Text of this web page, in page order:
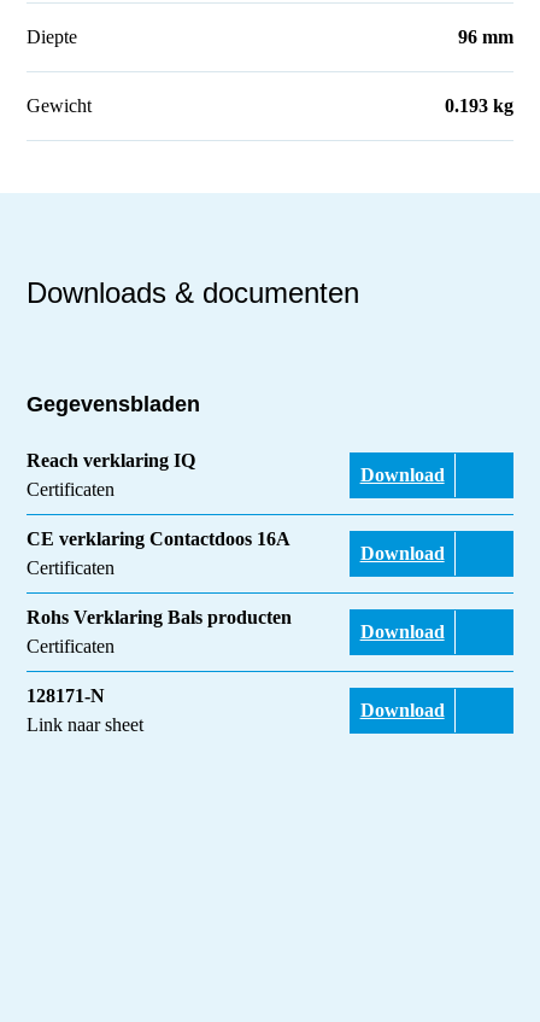
Diepte 96 mm
Gewicht 0.193 kg
Downloads & documenten
Gegevensbladen
Reach verklaring IQ
Certificaten
Download
CE verklaring Contactdoos 16A
Certificaten
Download
Rohs Verklaring Bals producten
Certificaten
Download
128171-N
Link naar sheet
Download